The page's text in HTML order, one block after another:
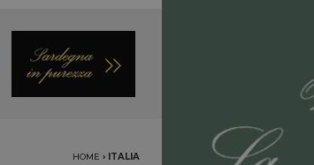
HOME › ITALIA